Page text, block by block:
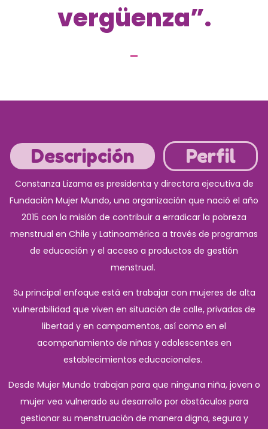
vergüenza”.
Descripción Perfil
Constanza Lizama es presidenta y directora ejecutiva de
Fundación Mujer Mundo, una organización que nació el año
2015 con la misión de contribuir a erradicar la pobreza
menstrual en Chile y Latinoamérica a través de programas
de educación y el acceso a productos de gestión
menstrual.
Su principal enfoque está en trabajar con mujeres de alta
vulnerabilidad que viven en situación de calle, privadas de
libertad y en campamentos, así como en el
acompañamiento de niñas y adolescentes en
establecimientos educacionales.
Desde Mujer Mundo trabajan para que ninguna niña, joven o
mujer vea vulnerado su desarrollo por obstáculos para
gestionar su menstruación de manera digna, segura y